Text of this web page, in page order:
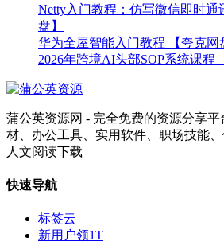
Netty入门教程：仿写微信即时通
盘】
华为全屋智能入门教程 【夸克网
2026年跨境AI头部SOP系统课程
蒲公英资源网 - 完全免费的资源分享
材、办公工具、实用软件、职场技能、
人文阅读下载
快速导航
标签云
新用户领1T